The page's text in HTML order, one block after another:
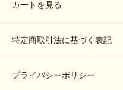
カートを見る
特定商取引法に基づく表記
プライバシーポリシー